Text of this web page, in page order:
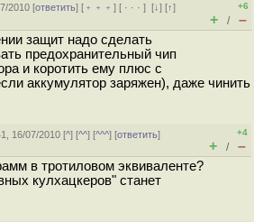
2010 [ответить] [ ﹢﹢﹢] [ · · ·][↓] [↑]
+6
+ / –
защит надо сделать
предохранительный чип
и коротить ему плюс с
аккумулятор заряжен), даже чинить
16/07/2010 [^] [^^] [^^^] [ответить]
+4
+ / –
в тротиловом эквиваленте?
кулхацкеров" станет